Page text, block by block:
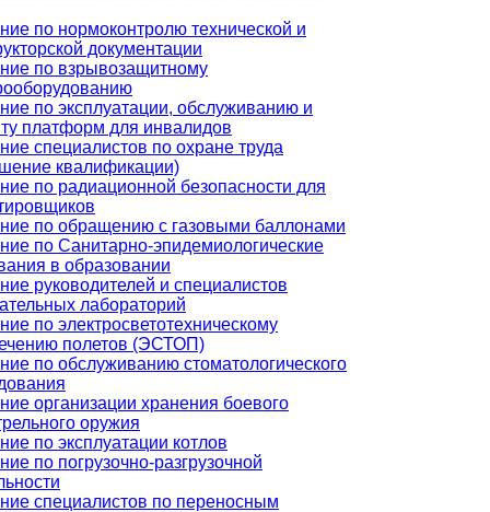
по нормоконтролю технической и
документации
по взрывозащитному
по эксплуатации, обслуживанию и
платформ для инвалидов
специалистов по охране труда
квалификации)
по радиационной безопасности для
по обращению с газовыми баллонами
по Санитарно-эпидемиологические
в образовании
руководителей и специалистов
лабораторий
по электросветотехническому
полетов (ЭСТОП)
по обслуживанию стоматологического
организации хранения боевого
оружия
по эксплуатации котлов
по погрузочно-разгрузочной
специалистов по переносным